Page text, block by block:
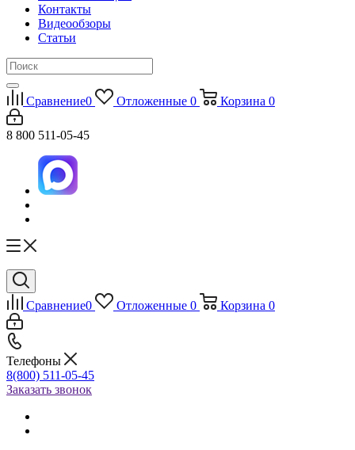
Контакты
Видеообзоры
Статьи
Сравнение0 Отложенные 0 Корзина 0
8 800 511-05-45
Сравнение0 Отложенные 0 Корзина 0
Телефоны
8(800) 511-05-45
Заказать звонок